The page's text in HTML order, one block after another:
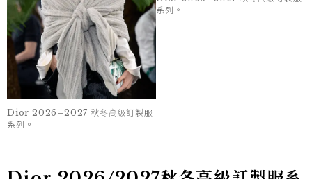
Dior 2026–2027 秋冬高級訂製服
系列。